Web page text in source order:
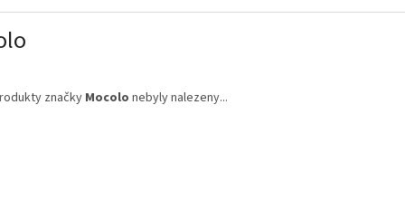
značky Mocolo nebyly nalezeny...